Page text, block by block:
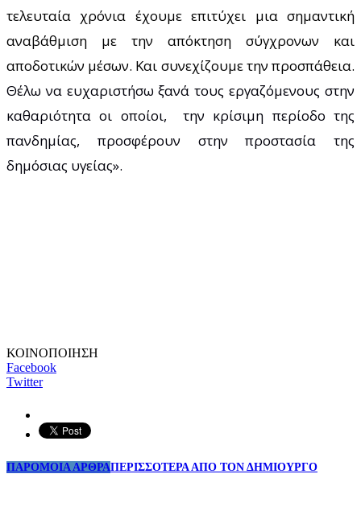
τελευταία χρόνια έχουμε επιτύχει μια σημαντική
αναβάθμιση με την απόκτηση σύγχρονων και
αποδοτικών μέσων. Και συνεχίζουμε την προσπάθεια.
Θέλω να ευχαριστήσω ξανά τους εργαζόμενους στην
καθαριότητα οι οποίοι, την κρίσιμη περίοδο της
πανδημίας, προσφέρουν στην προστασία της
δημόσιας υγείας».
ΚΟΙΝΟΠΟΙΗΣΗ
Facebook
Twitter
ΠΑΡΟΜΟΙΑ ΑΡΘΡΑΠΕΡΙΣΣΟΤΕΡΑ ΑΠΟ ΤΟΝ ΔΗΜΙΟΥΡΓΟ